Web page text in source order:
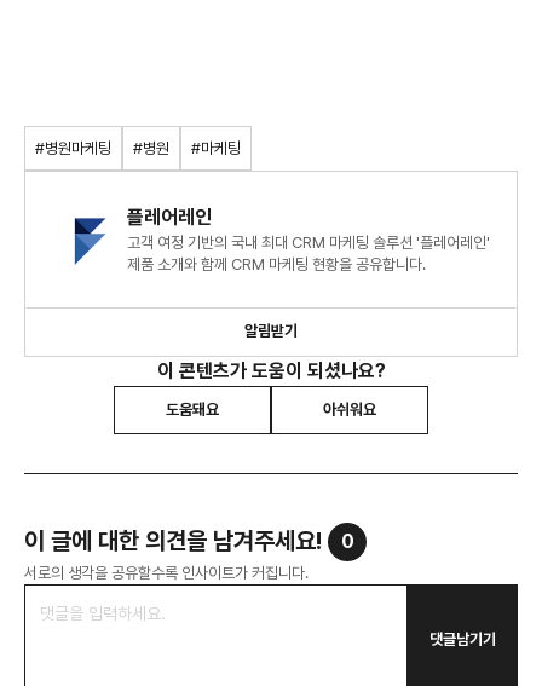
#병원마케팅 #병원 #마케팅
플레어레인
고객 여정 기반의 국내 최대 CRM 마케팅 솔루션 '플레어레인'
제품 소개와 함께 CRM 마케팅 현황을 공유합니다.
알림받기
이 콘텐츠가 도움이 되셨나요?
도움돼요 아쉬워요
이 글에 대한 의견을 남겨주세요! 0
서로의 생각을 공유할수록 인사이트가 커집니다.
댓글남기기